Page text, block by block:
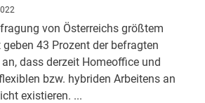
von Österreichs größtem
43 Prozent der befragten
dass derzeit Homeoffice und
bzw. hybriden Arbeitens an
existieren. ...